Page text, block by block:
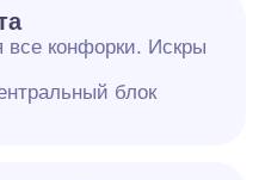
все конфорки. Искры
блок